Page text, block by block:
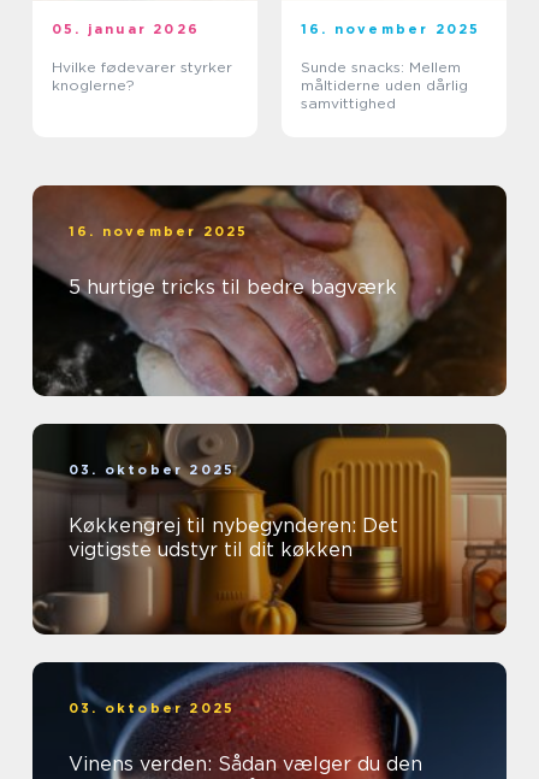
05. januar 2026
Hvilke fødevarer styrker
knoglerne?
16. november 2025
Sunde snacks: Mellem
måltiderne uden dårlig
samvittighed
16. november 2025
5 hurtige tricks til bedre bagværk
03. oktober 2025
Køkkengrej til nybegynderen: Det
vigtigste udstyr til dit køkken
03. oktober 2025
Vinens verden: Sådan vælger du den